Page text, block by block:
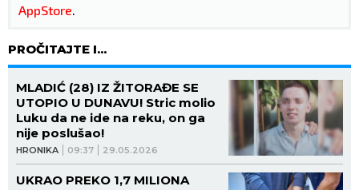
AppStore.
PROČITAJTE I...
HRONIKA 09:37 29.05.2026
MLADIĆ (28) IZ ŽITORAĐE SE
UTOPIO U DUNAVU! Stric molio
Luku da ne ide na reku, on ga
nije poslušao!
UKRAO PREKO 1,7 MILIONA